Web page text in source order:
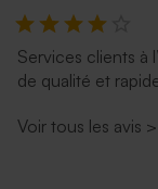
Services clients à
de qualité et
Voir tous les avis >